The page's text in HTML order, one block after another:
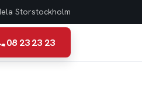
Storstockholm
08 23 23 23